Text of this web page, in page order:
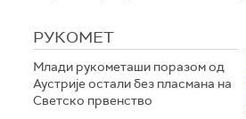
РУКОМЕТ
Млади рукометаши поразом од
Аустрије остали без пласмана на
Светско првенство